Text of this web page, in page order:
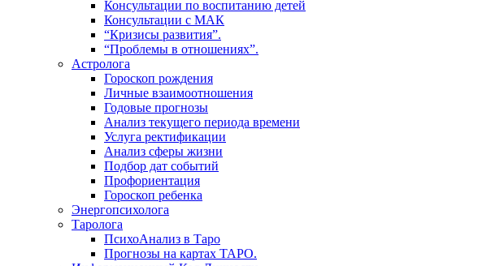
Консультации по воспитанию детей
Консультации с МАК
“Кризисы развития”.
“Проблемы в отношениях”.
Астролога
Гороскоп рождения
Личные взаимоотношения
Годовые прогнозы
Анализ текущего периода времени
Услуга ректификации
Анализ сферы жизни
Подбор дат событий
Профориентация
Гороскоп ребенка
Энергопсихолога
Таролога
ПсихоАнализ в Таро
Прогнозы на картах ТАРО.